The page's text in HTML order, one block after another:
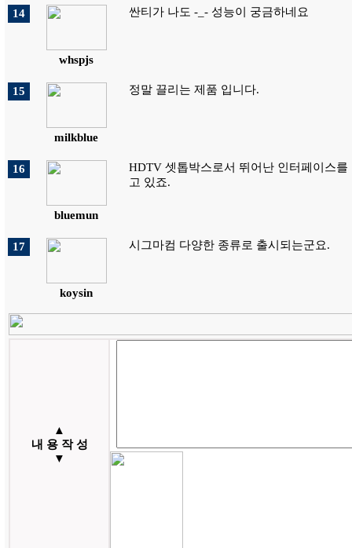
14
whspjs
싼티가 나도 -_- 성능이 궁금하네요
15
milkblue
정말 끌리는 제품 입니다.
16
bluemun
HDTV 셋톱박스로서 뛰어난 인터페이스를
고 있죠.
17
koysin
시그마컴 다양한 종류로 출시되는군요.
▲
내 용 작 성
▼